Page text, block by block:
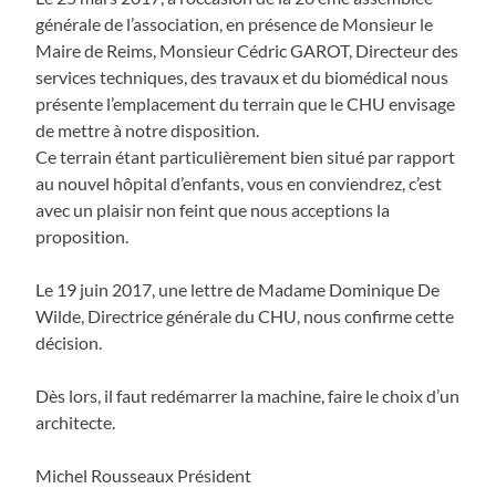
générale de l’association, en présence de Monsieur le
Maire de Reims, Monsieur Cédric GAROT, Directeur des
services techniques, des travaux et du biomédical nous
présente l’emplacement du terrain que le CHU envisage
de mettre à notre disposition.
Ce terrain étant particulièrement bien situé par rapport
au nouvel hôpital d’enfants, vous en conviendrez, c’est
avec un plaisir non feint que nous acceptions la
proposition.
Le 19 juin 2017, une lettre de Madame Dominique De
Wilde, Directrice générale du CHU, nous confirme cette
décision.
Dès lors, il faut redémarrer la machine, faire le choix d’un
architecte.
Michel Rousseaux Président